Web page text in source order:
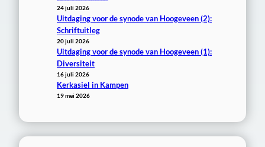
24 juli 2026
Uitdaging voor de synode van Hoogeveen (2):
Schriftuitleg
20 juli 2026
Uitdaging voor de synode van Hoogeveen (1):
Diversiteit
16 juli 2026
Kerkasiel in Kampen
19 mei 2026